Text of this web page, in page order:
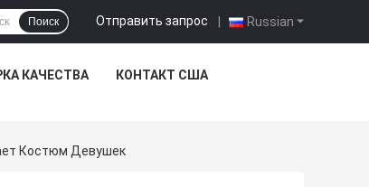
Russian
Отправить запрос |
Поиск
КАЧЕСТВА КОНТАКТ США
Костюм Девушек